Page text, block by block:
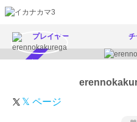
プレイヤー
𝕏 ページ